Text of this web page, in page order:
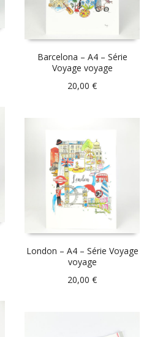
Barcelona – A4 – Série
Voyage voyage
20,00€
London – A4 – Série Voyage
voyage
20,00€